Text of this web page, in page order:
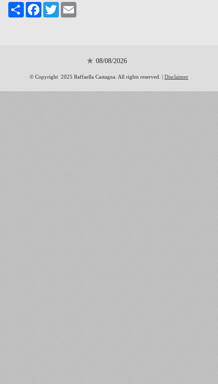
ShareFacebook
Twitter
08/08/2026
© Copyright 2025 Raffaella Castagna. All rights reserved. | Disclaimer